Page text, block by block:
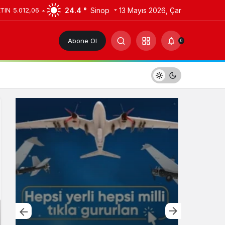
5.012,06 24.4 ° Sinop 13 Mayıs 2026, Çar
Abone Ol 0